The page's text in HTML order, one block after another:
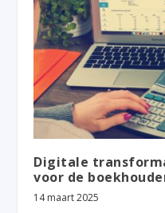
Digitale
voor de
14 maart 2025